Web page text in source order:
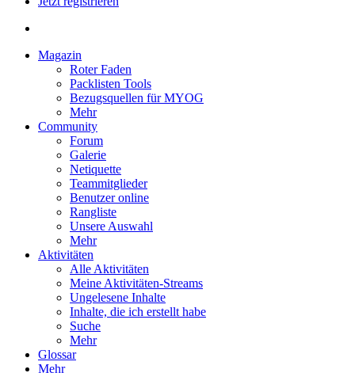
Magazin
Roter Faden
Packlisten Tools
Bezugsquellen für MYOG
Mehr
Community
Forum
Galerie
Netiquette
Teammitglieder
Benutzer online
Rangliste
Unsere Auswahl
Mehr
Aktivitäten
Alle Aktivitäten
Meine Aktivitäten-Streams
Ungelesene Inhalte
Inhalte, die ich erstellt habe
Suche
Mehr
Glossar
Mehr